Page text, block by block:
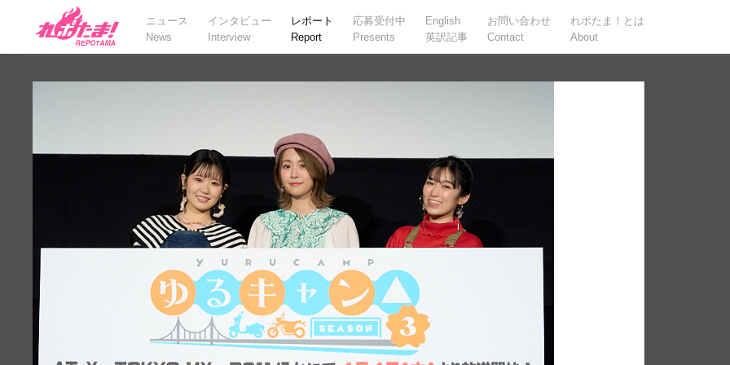
ニュース
News
インタビュー
Interview
レポート
Report
応募受付中
Presents
English
英訳記事
お問い合わせ
Contact
れポたま！とは
About